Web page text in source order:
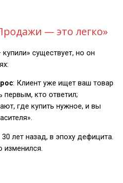
— это легко»
существует, но он
: Клиент уже ищет ваш товар
первым, кто ответил;
где купить нужное, и вы
лет назад, в эпоху дефицита.
изменился.